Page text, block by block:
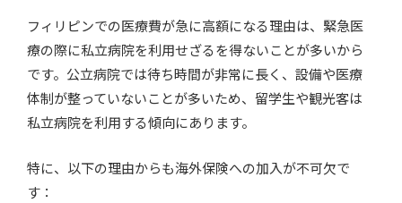
フィリピンでの医療費が急に高額になる理由は、緊急医
療の際に私立病院を利用せざるを得ないことが多いから
です。公立病院では待ち時間が非常に長く、設備や医療
体制が整っていないことが多いため、留学生や観光客は
私立病院を利用する傾向にあります。
特に、以下の理由からも海外保険への加入が不可欠で
す：